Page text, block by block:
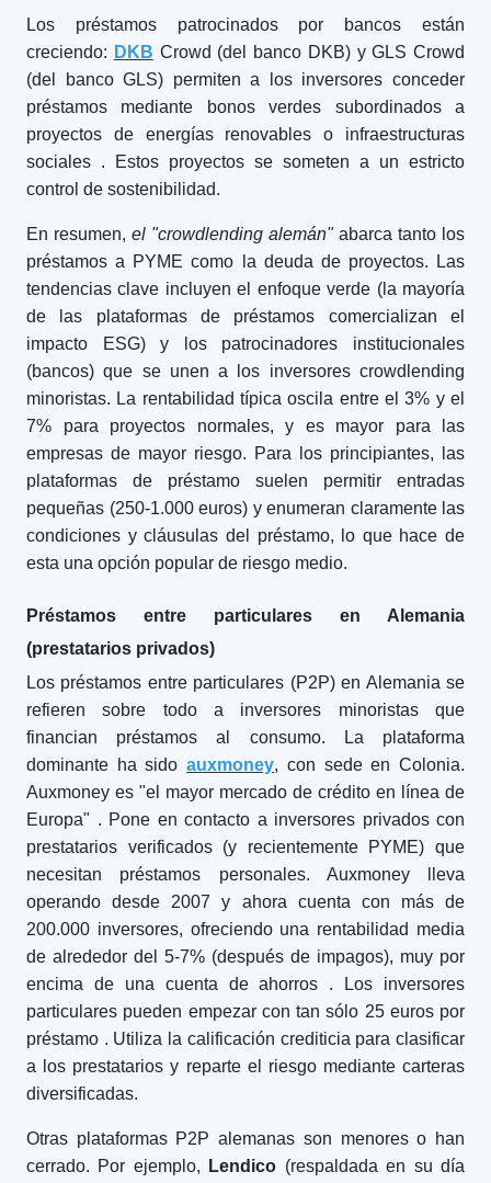
Los préstamos patrocinados por bancos están
creciendo: DKB Crowd (del banco DKB) y GLS Crowd
(del banco GLS) permiten a los inversores conceder
préstamos mediante bonos verdes subordinados a
proyectos de energías renovables o infraestructuras
sociales . Estos proyectos se someten a un estricto
control de sostenibilidad.
En resumen, el "crowdlending alemán"abarca tanto los
préstamos a PYME como la deuda de proyectos. Las
tendencias clave incluyen el enfoque verde (la mayoría
de las plataformas de préstamos comercializan el
impacto ESG) y los patrocinadores institucionales
(bancos) que se unen a los inversores crowdlending
minoristas. La rentabilidad típica oscila entre el 3% y el
7% para proyectos normales, y es mayor para las
empresas de mayor riesgo. Para los principiantes, las
plataformas de préstamo suelen permitir entradas
pequeñas (250-1.000 euros) y enumeran claramente las
condiciones y cláusulas del préstamo, lo que hace de
esta una opción popular de riesgo medio.
Préstamos entre particulares en Alemania
(prestatarios privados)
Los préstamos entre particulares (P2P) en Alemania se
refieren sobre todo a inversores minoristas que
financian préstamos al consumo. La plataforma
dominante ha sidoauxmoney, con sede en Colonia.
Auxmoney es "el mayor mercado de crédito en línea de
Europa" . Pone en contacto a inversores privados con
prestatarios verificados (y recientemente PYME) que
necesitan préstamos personales. Auxmoney lleva
operando desde 2007 y ahora cuenta con más de
200.000 inversores, ofreciendo una rentabilidad media
de alrededor del 5-7% (después de impagos), muy por
encima de una cuenta de ahorros
. Los inversores
particulares pueden empezar con tan sólo 25 euros por
préstamo . Utiliza la calificación crediticia para clasificar
a los prestatarios y reparte el riesgo mediante carteras
diversificadas.
Otras plataformas P2P alemanas son menores o han
cerrado. Por ejemplo,
Lendico (respaldada en su día